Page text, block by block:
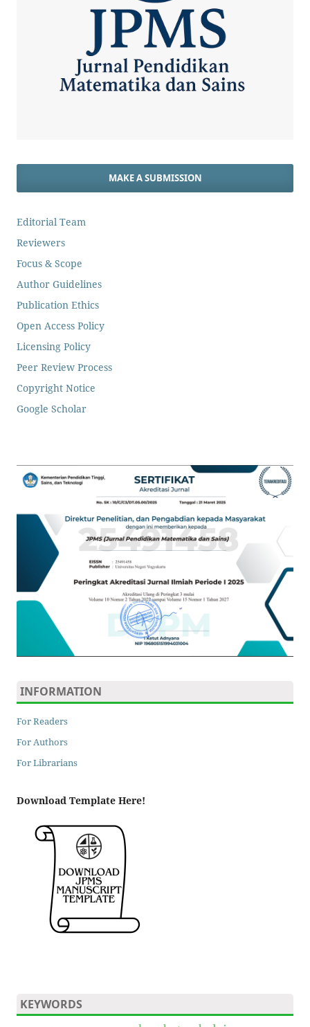
MAKE A SUBMISSION
Editorial Team
Reviewers
Focus & Scope
Author Guidelines
Publication Ethics
Open Access Policy
Licensing Policy
Peer Review Process
Copyright Notice
Google Scholar
INFORMATION
For Readers
For Authors
For Librarians
Download Template Here!
KEYWORDS